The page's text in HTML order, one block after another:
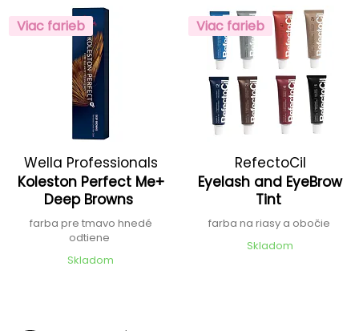
Viac farieb
Wella Professionals
Koleston Perfect Me+
Deep Browns
farba pre tmavo hnedé
odtiene
Skladom
Viac farieb
RefectoCil
Eyelash and EyeBrow
Tint
farba na riasy a obočie
Skladom